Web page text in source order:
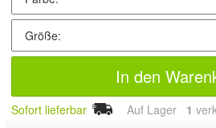
In den
Sofort lieferbar Auf Lager 1